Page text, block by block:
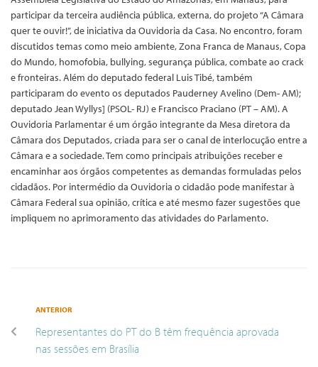
participar da terceira audiência pública, externa, do projeto “A Câmara
quer te ouvir!”, de iniciativa da Ouvidoria da Casa. No encontro, foram
discutidos temas como meio ambiente, Zona Franca de Manaus, Copa
do Mundo, homofobia, bullying, segurança pública, combate ao crack
e fronteiras. Além do deputado federal Luis Tibé, também
participaram do evento os deputados Pauderney Avelino (Dem- AM);
deputado Jean Wyllys] (PSOL- RJ) e Francisco Praciano (PT – AM). A
Ouvidoria Parlamentar é um órgão integrante da Mesa diretora da
Câmara dos Deputados, criada para ser o canal de interlocução entre a
Câmara e a sociedade. Tem como principais atribuições receber e
encaminhar aos órgãos competentes as demandas formuladas pelos
cidadãos. Por intermédio da Ouvidoria o cidadão pode manifestar à
Câmara Federal sua opinião, crítica e até mesmo fazer sugestões que
impliquem no aprimoramento das atividades do Parlamento.
ANTERIOR
Representantes do PT do B têm frequência aprovada
nas sessões em Brasília